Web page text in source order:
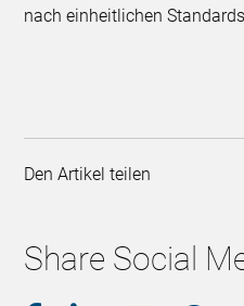
nach einheitlichen
Den Artikel teilen
Share Social